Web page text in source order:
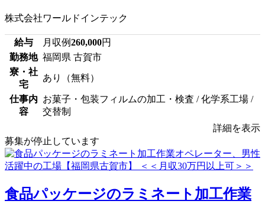
株式会社ワールドインテック
給与 月収例260,000円
勤務地 福岡県 古賀市
寮・社
宅
あり（無料）
仕事内
容
お菓子・包装フィルムの加工・検査 / 化学系工場 /
交替制
詳細を表示
募集が停止しています
食品パッケージのラミネート加工作業